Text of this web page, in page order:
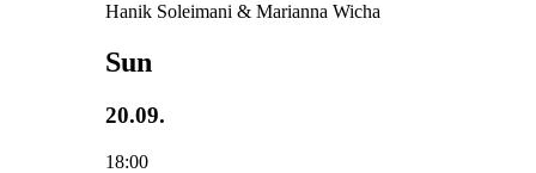
Hanik Soleimani & Marianna Wicha
Sun
20.09.
18:00